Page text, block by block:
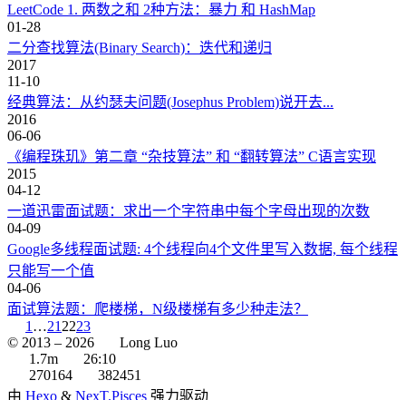
LeetCode 1. 两数之和 2种方法：暴力 和 HashMap
01-28
二分查找算法(Binary Search)：迭代和递归
2017
11-10
经典算法：从约瑟夫问题(Josephus Problem)说开去...
2016
06-06
《编程珠玑》第二章 “杂技算法” 和 “翻转算法” C语言实现
2015
04-12
一道迅雷面试题：求出一个字符串中每个字母出现的次数
04-09
Google多线程面试题: 4个线程向4个文件里写入数据, 每个线程
只能写一个值
04-06
面试算法题：爬楼梯，N级楼梯有多少种走法？
1 …21 2223
© 2013 – 2026
Long Luo
1.7m
26:10
270164
382451
由 Hexo & NexT.Pisces 强力驱动